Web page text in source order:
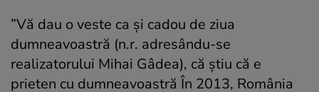
”Vă dau o veste ca și cadou de ziua
dumneavoastră (n.r. adresându-se
realizatorului Mihai Gâdea), că știu că e
prieten cu dumneavoastră În 2013, România